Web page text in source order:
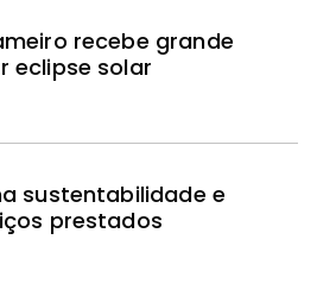
recebe grande
eclipse solar
sustentabilidade e
prestados